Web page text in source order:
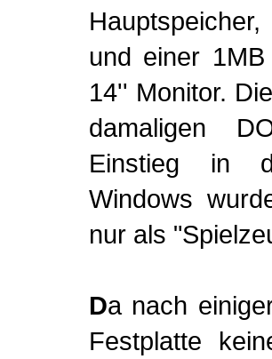
und einer
14'' Monitor.
damaligen
Einstieg in
Windows
nur als
Da nach
Festplatte